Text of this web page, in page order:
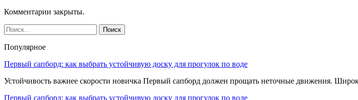
Комментарии закрыты.
Популярное
Первый сапборд: как выбрать устойчивую доску для прогулок по воде
Устойчивость важнее скорости новичка Первый сапборд должен прощать неточные движения.
Первый сапборд: как выбрать устойчивую доску для прогулок по воде